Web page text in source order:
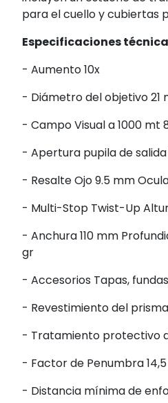
para el cuello y cubiertas
Especificaciones
- Aumento 10x
- Diámetro del objetivo 21
- Campo Visual a 1000 mt
- Apertura pupila de salida
- Resalte Ojo 9.5 mm
- Multi-Stop Twist-Up
- Anchura 110 mm
gr
- Accesorios Tapas,
- Revestimiento del
- Tratamiento protectivo
- Factor de Penumbra 14,5
- Distancia mínima de